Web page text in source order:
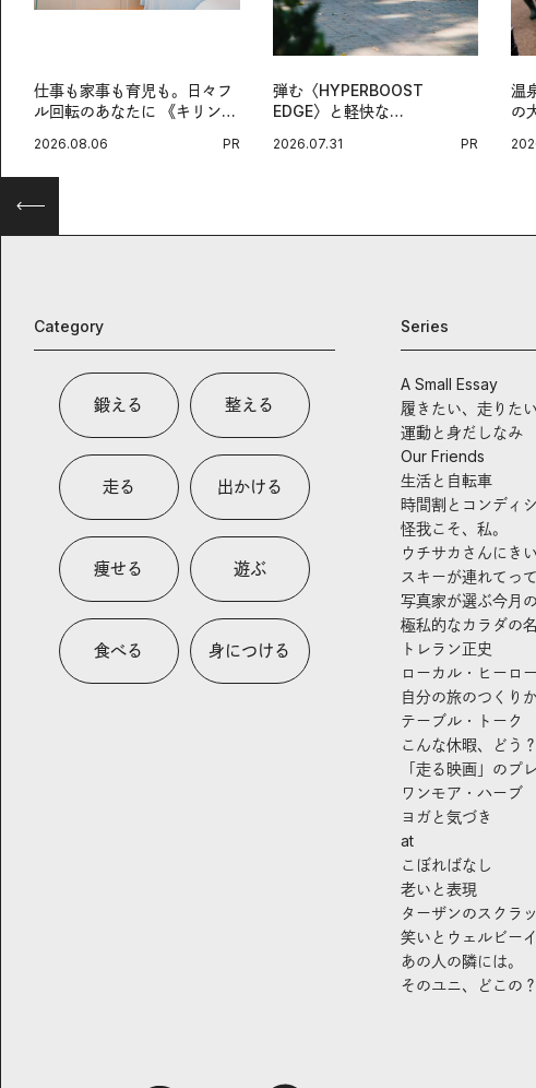
仕事も家事も育児も。日々フ
ル回転のあなたに 《キリン
慣。
2026.08.06 PR
弾む〈HYPERBOOST
EDGE〉と軽快な
に寄り添うアディダスが打ち
2026.07.31 PR
温
の
Category
鍛える 整える
走る 出かける
痩せる 遊ぶ
食べる 身につける
Series
A Small Essay
履きたい、走りたい
運動と身だしなみ
Our Friends
生活と自転車
時間割とコンディ
怪我こそ、私。
ウチサカさんにき
スキーが連れてっ
写真家が選ぶ今月
極私的なカラダの
トレラン正史
ローカル・ヒーロ
自分の旅のつくりか
テーブル・トーク
こんな休暇、どう？
「走る映画」のプ
ワンモア・ハーブ
ヨガと気づき
at
こぼればなし
老いと表現
ターザンのスクラ
笑いとウェルビー
あの人の隣には。
そのユニ、どこの？